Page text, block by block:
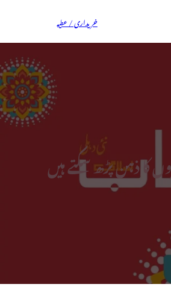
خریداری / عطیہ
کا ذہن پڑھ سکتے ہیں